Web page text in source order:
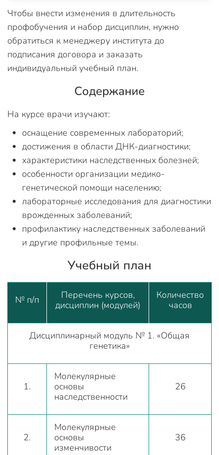
Чтобы внести изменения в длительность
профобучения и набор дисциплин, нужно
обратиться к менеджеру института до
подписания договора и заказать
индивидуальный учебный план.
Содержание
На курсе врачи изучают:
оснащение современных лабораторий;
достижения в области ДНК-диагностики;
характеристики наследственных болезней;
особенности организации медико-
генетической помощи населению;
лабораторные исследования для диагностики
врожденных заболеваний;
профилактику наследственных заболеваний
и другие профильные темы.
Учебный план
№ п/п
Перечень курсов,
дисциплин (модулей)
Количество
часов
Дисциплинарный модуль № 1. «Общая
генетика»
1.
Молекулярные
основы
наследственности
26
2.
Молекулярные
основы
изменчивости
36